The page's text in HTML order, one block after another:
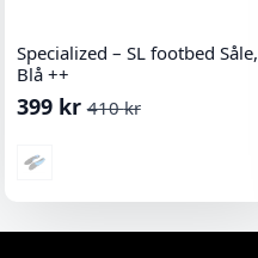
Specialized – SL footbed Såle,
Blå ++
410kr
Opprinnelig
var:
399 kr
Nåværende
er: